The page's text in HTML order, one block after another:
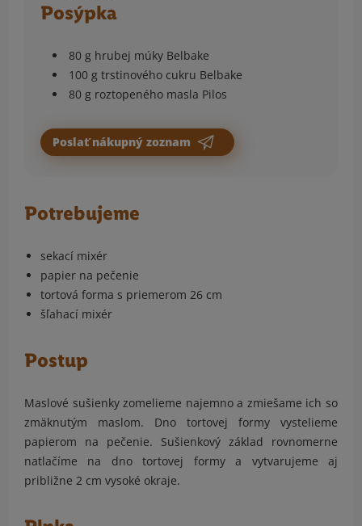
Posýpka
80 g hrubej múky Belbake
100 g trstinového cukru Belbake
80 g roztopeného masla Pilos
Poslať nákupný zoznam
Potrebujeme
sekací mixér
papier na pečenie
tortová forma s priemerom 26 cm
šľahací mixér
Postup
Maslové sušienky zomelieme najemno a zmiešame ich so
zmäknutým maslom. Dno tortovej formy vystelieme
papierom na pečenie. Sušienkový základ rovnomerne
natlačíme na dno tortovej formy a vytvarujeme aj
približne 2 cm vysoké okraje.